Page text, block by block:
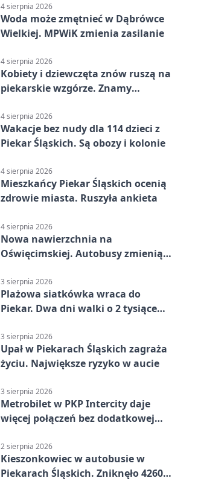
4 sierpnia 2026
Woda może zmętnieć w Dąbrówce
Wielkiej. MPWiK zmienia zasilanie
4 sierpnia 2026
Kobiety i dziewczęta znów ruszą na
piekarskie wzgórze. Znamy
4 sierpnia 2026
Wakacje bez nudy dla 114 dzieci z
Piekar Śląskich. Są obozy i kolonie
4 sierpnia 2026
Mieszkańcy Piekar Śląskich ocenią
zdrowie miasta. Ruszyła ankieta
4 sierpnia 2026
Nowa nawierzchnia na
Oświęcimskiej. Autobusy zmienią
3 sierpnia 2026
Plażowa siatkówka wraca do
Piekar. Dwa dni walki o 2 tysiące
3 sierpnia 2026
Upał w Piekarach Śląskich zagraża
życiu. Największe ryzyko w aucie
3 sierpnia 2026
Metrobilet w PKP Intercity daje
więcej połączeń bez dodatkowej
2 sierpnia 2026
Kieszonkowiec w autobusie w
Piekarach Śląskich. Zniknęło 4260